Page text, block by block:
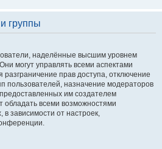
группы
наделённые высшим уровнем
могут управлять всеми аспектами
прав доступа, отключение
пользователей, назначение модераторов
им создателем
обладать всеми возможностями
зависимости от настроек,